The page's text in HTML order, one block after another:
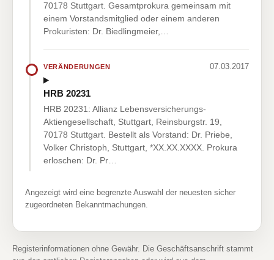
70178 Stuttgart. Gesamtprokura gemeinsam mit
einem Vorstandsmitglied oder einem anderen
Prokuristen: Dr. Biedlingmeier,…
VERÄNDERUNGEN 07.03.2017
HRB 20231
HRB 20231: Allianz Lebensversicherungs-
Aktiengesellschaft, Stuttgart, Reinsburgstr. 19,
70178 Stuttgart. Bestellt als Vorstand: Dr. Priebe,
Volker Christoph, Stuttgart, *XX.XX.XXXX. Prokura
erloschen: Dr. Pr…
Angezeigt wird eine begrenzte Auswahl der neuesten sicher
zugeordneten Bekanntmachungen.
Registerinformationen ohne Gewähr. Die Geschäftsanschrift stammt